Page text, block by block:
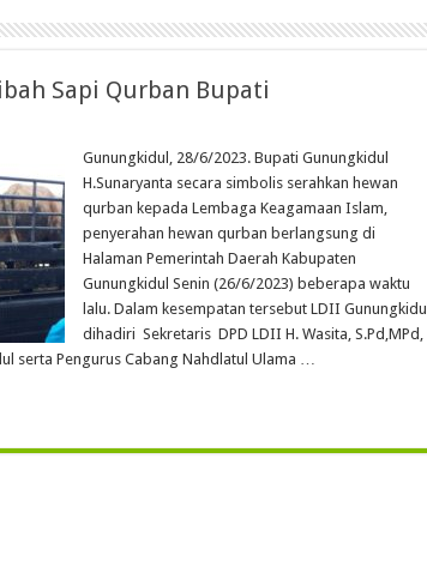
Sapi Qurban Bupati
Gunungkidul, 28/6/2023. Bupati Gunungkidul
H.Sunaryanta secara simbolis serahkan hewan
qurban kepada Lembaga Keagamaan Islam,
penyerahan hewan qurban berlangsung di
Halaman Pemerintah Daerah Kabupaten
Gunungkidul Senin (26/6/2023) beberapa waktu
lalu. Dalam kesempatan tersebut LDII Gunungkidul
dihadiri Sekretaris DPD LDII H. Wasita, S.Pd,MPd,
serta Pengurus Cabang Nahdlatul Ulama …